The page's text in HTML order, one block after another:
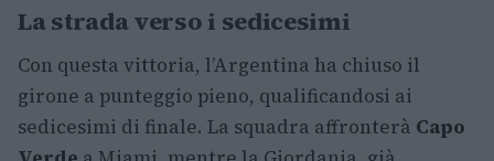
La strada verso i sedicesimi
Con questa vittoria, l’Argentina ha chiuso il
girone a punteggio pieno, qualificandosi ai
sedicesimi di finale. La squadra affronterà Capo